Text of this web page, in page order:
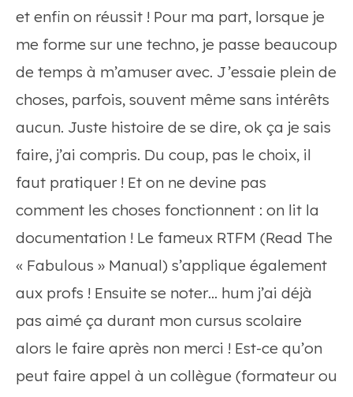
et enfin on réussit ! Pour ma part, lorsque je
me forme sur une techno, je passe beaucoup
de temps à m’amuser avec. J’essaie plein de
choses, parfois, souvent même sans intérêts
aucun. Juste histoire de se dire, ok ça je sais
faire, j’ai compris. Du coup, pas le choix, il
faut pratiquer ! Et on ne devine pas
comment les choses fonctionnent : on lit la
documentation ! Le fameux RTFM (Read The
« Fabulous » Manual) s’applique également
aux profs ! Ensuite se noter… hum j’ai déjà
pas aimé ça durant mon cursus scolaire
alors le faire après non merci ! Est-ce qu’on
peut faire appel à un collègue (formateur ou